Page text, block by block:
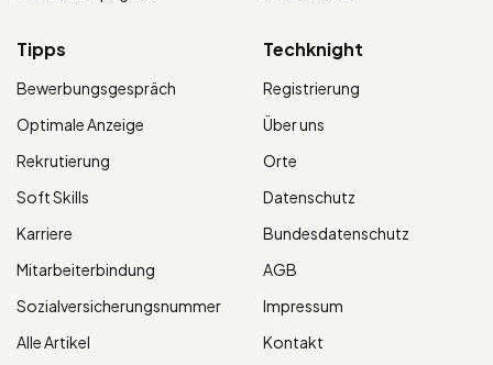
Tipps
Bewerbungsgespräch
Optimale Anzeige
Rekrutierung
Soft Skills
Karriere
Mitarbeiterbindung
Sozialversicherungsnummer
Alle Artikel
Techknight
Registrierung
Über uns
Orte
Datenschutz
Bundesdatenschutz
AGB
Impressum
Kontakt